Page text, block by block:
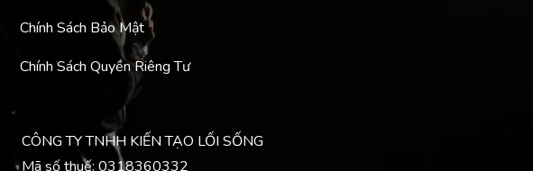
Chính Sách Bảo Mật
Chính Sách Quyền Riêng Tư
CÔNG TY TNHH KIẾN TẠO LỐI SỐNG
Mã số thuế: 0318360332